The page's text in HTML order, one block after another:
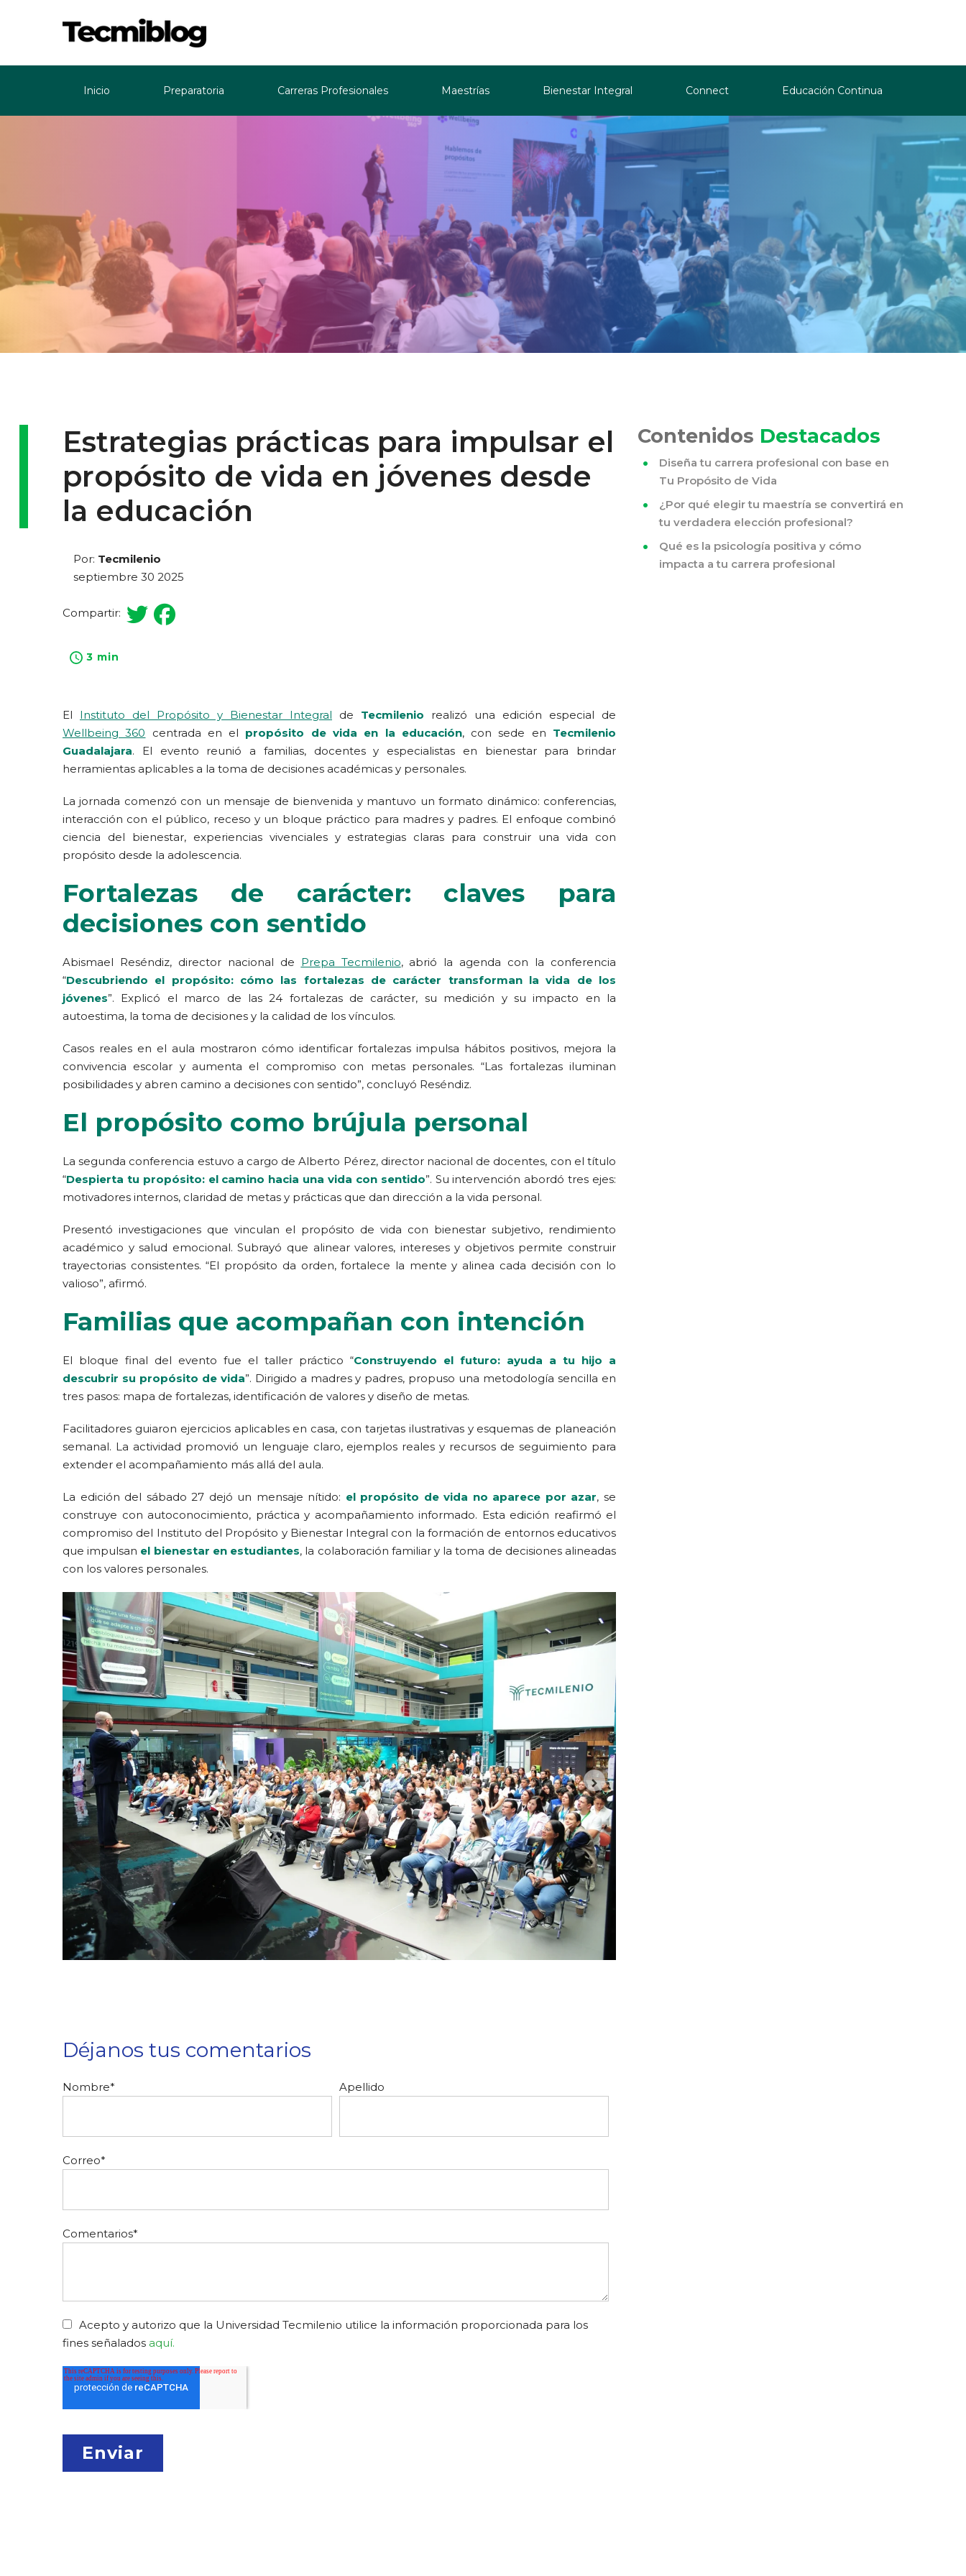
Inicio Preparatoria Carreras Profesionales Maestrías Bienestar Integral Connect Educación Continua
Estrategias prácticas para impulsar el
propósito de vida en jóvenes desde
la educación
Por: Tecmilenio
septiembre 30 2025
Compartir:
3 min
El Instituto del Propósito y Bienestar Integral de Tecmilenio realizó una edición especial de
Wellbeing 360 centrada en el propósito de vida en la educación, con sede en Tecmilenio
Guadalajara. El evento reunió a familias, docentes y especialistas en bienestar para brindar
herramientas aplicables a la toma de decisiones académicas y personales.
La jornada comenzó con un mensaje de bienvenida y mantuvo un formato dinámico: conferencias,
interacción con el público, receso y un bloque práctico para madres y padres. El enfoque combinó
ciencia del bienestar, experiencias vivenciales y estrategias claras para construir una vida con
propósito desde la adolescencia.
Fortalezas de carácter: claves para
decisiones con sentido
Abismael Reséndiz, director nacional de Prepa Tecmilenio, abrió la agenda con la conferencia
“Descubriendo el propósito: cómo las fortalezas de carácter transforman la vida de los
jóvenes”. Explicó el marco de las 24 fortalezas de carácter, su medición y su impacto en la
autoestima, la toma de decisiones y la calidad de los vínculos.
Casos reales en el aula mostraron cómo identificar fortalezas impulsa hábitos positivos, mejora la
convivencia escolar y aumenta el compromiso con metas personales. “Las fortalezas iluminan
posibilidades y abren camino a decisiones con sentido”, concluyó Reséndiz.
El propósito como brújula personal
La segunda conferencia estuvo a cargo de Alberto Pérez, director nacional de docentes, con el título
“Despierta tu propósito: el camino hacia una vida con sentido”. Su intervención abordó tres ejes:
motivadores internos, claridad de metas y prácticas que dan dirección a la vida personal.
Presentó investigaciones que vinculan el propósito de vida con bienestar subjetivo, rendimiento
académico y salud emocional. Subrayó que alinear valores, intereses y objetivos permite construir
trayectorias consistentes. “El propósito da orden, fortalece la mente y alinea cada decisión con lo
valioso”, afirmó.
Familias que acompañan con intención
El bloque final del evento fue el taller práctico “Construyendo el futuro: ayuda a tu hijo a
descubrir su propósito de vida”. Dirigido a madres y padres, propuso una metodología sencilla en
tres pasos: mapa de fortalezas, identificación de valores y diseño de metas.
Facilitadores guiaron ejercicios aplicables en casa, con tarjetas ilustrativas y esquemas de planeación
semanal. La actividad promovió un lenguaje claro, ejemplos reales y recursos de seguimiento para
extender el acompañamiento más allá del aula.
La edición del sábado 27 dejó un mensaje nítido: el propósito de vida no aparece por azar, se
construye con autoconocimiento, práctica y acompañamiento informado. Esta edición reafirmó el
compromiso del Instituto del Propósito y Bienestar Integral con la formación de entornos educativos
que impulsan el bienestar en estudiantes, la colaboración familiar y la toma de decisiones alineadas
con los valores personales.
Déjanos tus comentarios
Nombre* Apellido
Correo*
Comentarios*
Acepto y autorizo que la Universidad Tecmilenio utilice la información proporcionada para los
fines señalados aquí.
Contenidos Destacados
Diseña tu carrera profesional con base en
Tu Propósito de Vida
¿Por qué elegir tu maestría se convertirá en
tu verdadera elección profesional?
Qué es la psicología positiva y cómo
impacta a tu carrera profesional